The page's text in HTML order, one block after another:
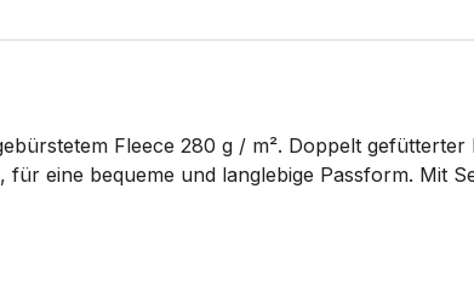
Fleece 280 g / m². Doppelt gefütterter
eine bequeme und langlebige Passform. Mit